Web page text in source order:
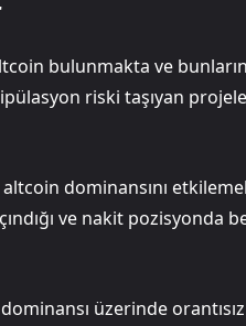
bulunmakta ve
riski taşıyan
dominansını
ve nakit pozisyonda
üzerinde